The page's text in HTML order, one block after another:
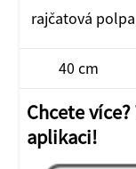
rajčatová
40 cm
Chcete
aplikaci!